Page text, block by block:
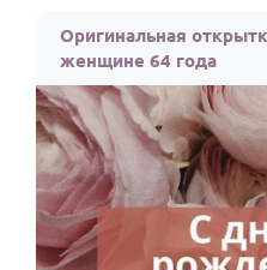
Оригинальная
женщине 64 года